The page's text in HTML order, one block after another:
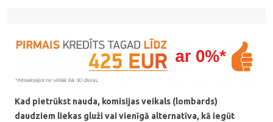
Kad pietrūkst nauda, komisijas veikals (lombards)
daudziem liekas gluži vai vienīgā alternatīva, kā iegūt